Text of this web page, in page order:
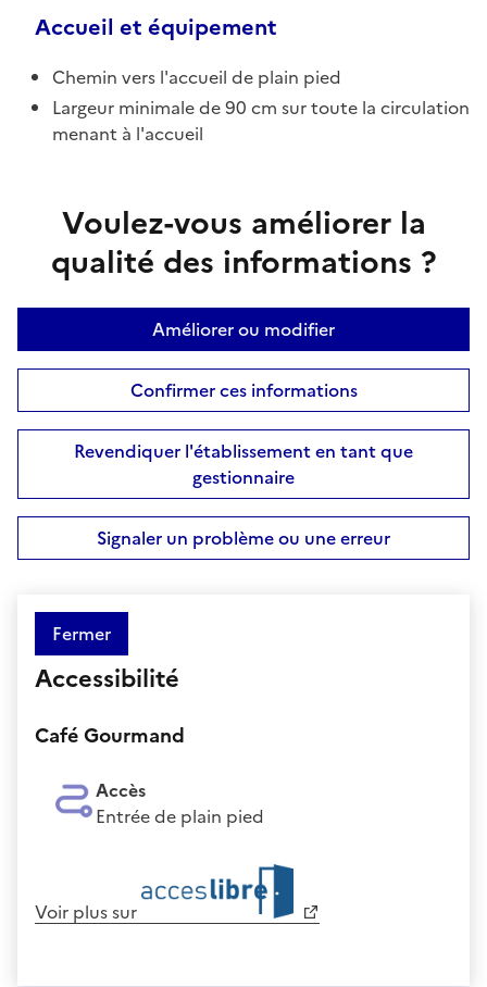
Accueil et équipement
Chemin vers l'accueil de plain pied
Largeur minimale de 90 cm sur toute la circulation
menant à l'accueil
Voulez-vous améliorer la
qualité des informations ?
Améliorer ou modifier
Confirmer ces informations
Revendiquer l'établissement en tant que
gestionnaire
Signaler un problème ou une erreur
Fermer
Accessibilité
Café Gourmand
Accès
Entrée de plain pied
Voir plus sur